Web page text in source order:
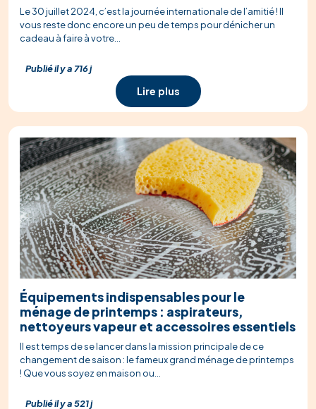
Le 30 juillet 2024, c’est la journée internationale de l’amitié ! Il
vous reste donc encore un peu de temps pour dénicher un
cadeau à faire à votre...
Publié il y a 716 j
Lire plus
Équipements indispensables pour le
ménage de printemps : aspirateurs,
nettoyeurs vapeur et accessoires essentiels
Il est temps de se lancer dans la mission principale de ce
changement de saison : le fameux grand ménage de printemps
! Que vous soyez en maison ou...
Publié il y a 521 j